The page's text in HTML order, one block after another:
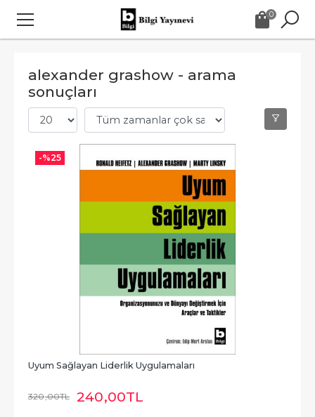
0
alexander grashow - arama
sonuçları
-%25
Uyum Sağlayan Liderlik Uygulamaları
320,00TL 240,00TL